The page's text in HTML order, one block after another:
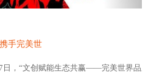
手完美世
日，“文创赋能生态共赢——完美世界品牌